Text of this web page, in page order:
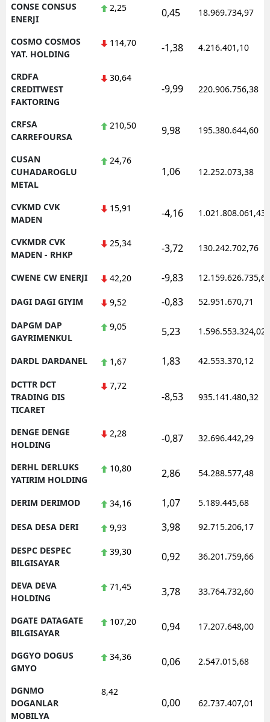
CONSE CONSUS
ENERJI
2,25 0,45 18.969.734,97
COSMO COSMOS
YAT. HOLDING
114,70 -1,38 4.216.401,10
CRDFA
CREDITWEST
FAKTORING
30,64
-9,99 220.906.756,38
CRFSA
CARREFOURSA
210,50 9,98 195.380.644,60
CUSAN
CUHADAROGLU
METAL
24,76
1,06 12.252.073,38
CVKMD CVK
MADEN
15,91 -4,16 1.021.808.061,43
CVKMDR CVK
MADEN - RHKP
25,34 -3,72 130.242.702,76
CWENE CW ENERJI 42,20 -9,83 12.159.626.735,62
DAGI DAGI GIYIM 9,52 -0,83 52.951.670,71
DAPGM DAP
GAYRIMENKUL
9,05 5,23 1.596.553.324,02
DARDL DARDANEL 1,67 1,83 42.553.370,12
DCTTR DCT
TRADING DIS
TICARET
7,72
-8,53 935.141.480,32
DENGE DENGE
HOLDING
2,28 -0,87 32.696.442,29
DERHL DERLUKS
YATIRIM HOLDING
10,80 2,86 54.288.577,48
DERIM DERIMOD 34,16 1,07 5.189.445,68
DESA DESA DERI 9,93 3,98 92.715.206,17
DESPC DESPEC
BILGISAYAR
39,30 0,92 36.201.759,66
DEVA DEVA
HOLDING
71,45 3,78 33.764.732,60
DGATE DATAGATE
BILGISAYAR
107,20 0,94 17.207.648,00
DGGYO DOGUS
GMYO
34,36 0,06 2.547.015,68
DGNMO
DOGANLAR
MOBILYA
8,42
0,00 62.737.407,01